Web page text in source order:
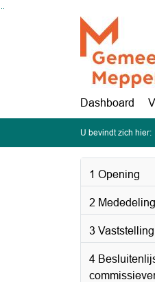
Ga naar de inhoud van deze
Ga naar het zoeken
Ga naar het menu
Dashboard
U bevindt zich hier:
1 Opening
2
3
4